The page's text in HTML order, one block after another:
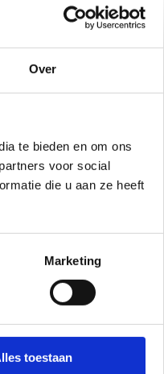
Over
te bieden en om ons
voor social
die u aan ze heeft
Marketing
toestaan
vorm van
verwijzing naar
De